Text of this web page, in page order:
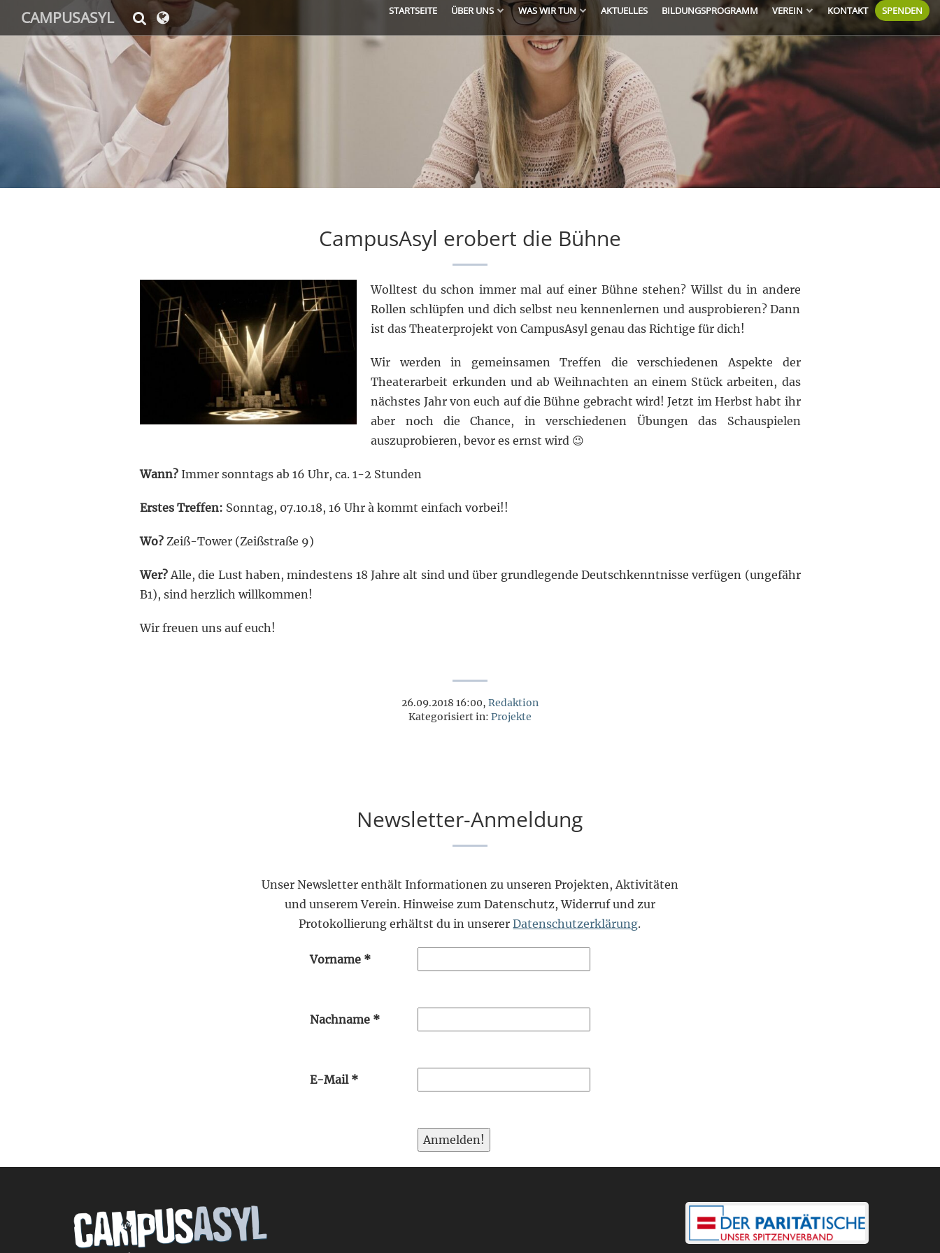
CAMPUSASYL STARTSEITE ÜBER UNS WAS WIR TUN AKTUELLES BILDUNGSPROGRAMM VEREIN KONTAKT SPENDEN
CampusAsyl erobert die Bühne
Wolltest du schon immer mal auf einer Bühne stehen? Willst du in andere
Rollen schlüpfen und dich selbst neu kennenlernen und ausprobieren? Dann
ist das Theaterprojekt von CampusAsyl genau das Richtige für dich!
Wir werden in gemeinsamen Treffen die verschiedenen Aspekte der
Theaterarbeit erkunden und ab Weihnachten an einem Stück arbeiten, das
nächstes Jahr von euch auf die Bühne gebracht wird! Jetzt im Herbst habt ihr
aber noch die Chance, in verschiedenen Übungen das Schauspielen
auszuprobieren, bevor es ernst wird 😉
Wann? Immer sonntags ab 16 Uhr, ca. 1-2 Stunden
Erstes Treffen: Sonntag, 07.10.18, 16 Uhr à kommt einfach vorbei!!
Wo? Zeiß-Tower (Zeißstraße 9)
Wer? Alle, die Lust haben, mindestens 18 Jahre alt sind und über grundlegende Deutschkenntnisse verfügen (ungefähr
B1), sind herzlich willkommen!
Wir freuen uns auf euch!
26.09.2018 16:00, Redaktion
Kategorisiert in: Projekte
Newsletter-Anmeldung
Unser Newsletter enthält Informationen zu unseren Projekten, Aktivitäten
und unserem Verein. Hinweise zum Datenschutz, Widerruf und zur
Protokollierung erhältst du in unsererDatenschutzerklärung.
Vorname *
Nachname *
E-Mail *